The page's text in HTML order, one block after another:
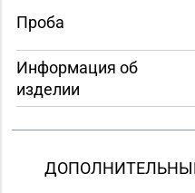
Проба
Информация об
изделии